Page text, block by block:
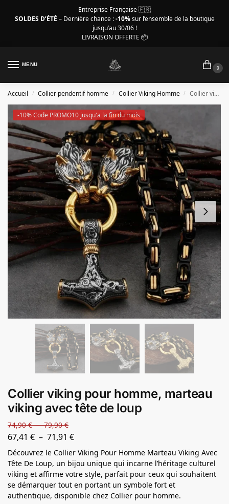
Entreprise Française 🇫🇷
SOLDES D’ÉTÉ – Dernière chance :-10%sur l’ensemble de la boutique
jusqu’au 30/06 !
LIVRAISON OFFERTE 📦
MENU
0
Accueil / Collier pendentif homme / Collier Viking Homme / Collier viking pour homme, marteau viking avec tête de loup
-10% Code PROMO10 jusqu'a la fin du mois
Collier viking pour homme, marteau
viking avec tête de loup
74,90€ – 79,90€
67,41 € – 71,91 €
Découvrez le Collier Viking Pour Homme Marteau Viking Avec
Tête De Loup, un bijou unique qui incarne l’héritage culturel
viking et affirme votre style, parfait pour ceux qui souhaitent
se démarquer tout en portant un symbole fort et
authentique, disponible chez Collier pour homme.